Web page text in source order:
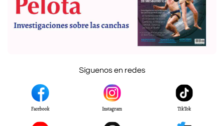
Síguenos en redes
Facebook Instagram TikTok